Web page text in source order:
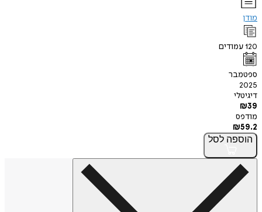
מודן
120עמודים
ספטמבר
2025
דיגיטלי
₪39
מודפס
₪59.2
הוספה לסל